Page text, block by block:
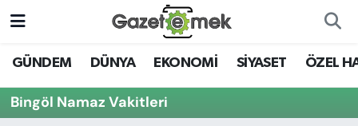
GÜNDEM DÜNYA EKONOMİ SİYASET ÖZEL
Bingöl Namaz Vakitleri
DÜNYA
EKONOMİ
Nöbetçi Eczaneler
Hava Durumu